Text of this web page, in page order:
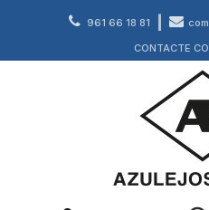
961 66 18 81
CONTACTE